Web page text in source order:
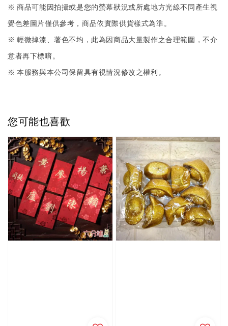
※ 商品可能因拍攝或是您的螢幕狀況或所處地方光線不同產生視
覺色差圖片僅供參考，商品依實際供貨樣式為準。
※ 輕微掉漆、著色不均，此為因商品大量製作之合理範圍，不介
意者再下標唷。
※ 本服務與本公司保留具有視情況修改之權利。
您可能也喜歡